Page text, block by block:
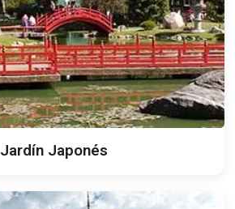
Jardín Japonés